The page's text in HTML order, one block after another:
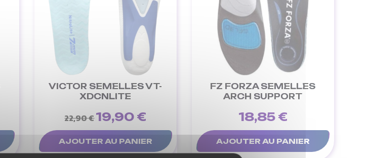
VICTOR SEMELLES VT-
XDCNLITE
22,90 €19,90 €
AJOUTER AU PANIER
FZ FORZA SEMELLES
ARCH SUPPORT
18,85 €
AJOUTER AU PANIER